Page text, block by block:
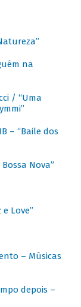
na
/ “Uma
– “Baile dos
Nova”
Love”
– Músicas
depois –